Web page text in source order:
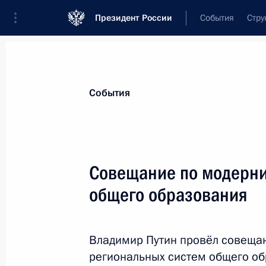
Президент России События
События
Совещание по
общего образования
Владимир Путин провёл
региональных систем общего